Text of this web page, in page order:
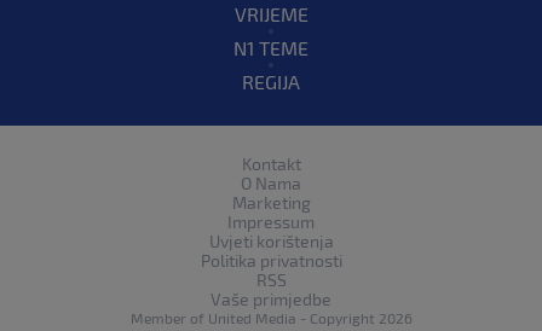
VRIJEME
N1 TEME
REGIJA
Kontakt
O Nama
Marketing
Impressum
Uvjeti korištenja
Politika privatnosti
RSS
Vaše primjedbe
Member of United Media - Copyright 2026